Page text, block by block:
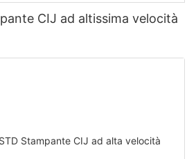
CIJ ad altissima velocità